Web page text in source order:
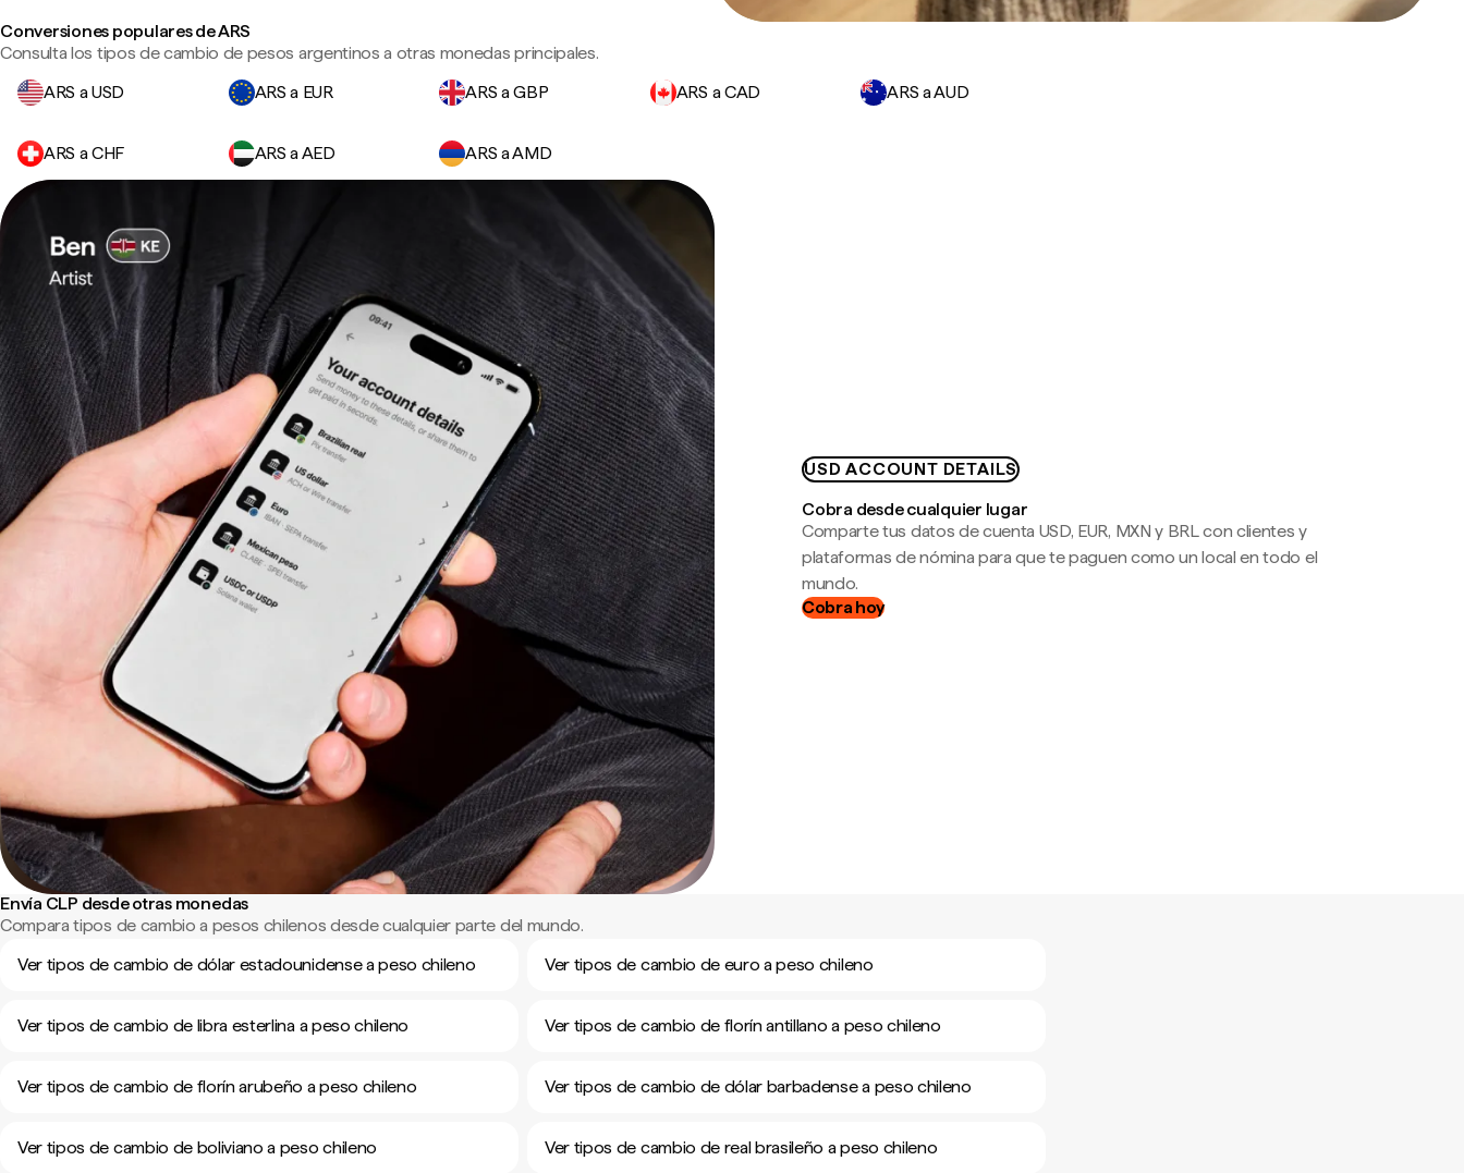
Conversiones populares de ARS
Consulta los tipos de cambio de pesos argentinos a otras monedas principales.
ARS a USD
ARS a EUR ARS a GBP ARS a CAD ARS a AUD
ARS a CHF ARS a AED ARS a AMD
USD ACCOUNT DETAILS
Cobra desde cualquier lugar
Comparte tus datos de cuenta USD, EUR, MXN y BRL con clientes y
plataformas de nómina para que te paguen como un local en todo el
mundo.
Cobra hoy
Envía CLP desde otras monedas
Compara tipos de cambio a pesos chilenos desde cualquier parte del mundo.
Ver tipos de cambio de dólar estadounidense a peso chileno
Ver tipos de cambio de euro a peso chileno
Ver tipos de cambio de libra esterlina a peso chileno Ver tipos de cambio de florín antillano a peso chileno
Ver tipos de cambio de florín arubeño a peso chileno Ver tipos de cambio de dólar barbadense a peso chileno
Ver tipos de cambio de boliviano a peso chileno Ver tipos de cambio de real brasileño a peso chileno